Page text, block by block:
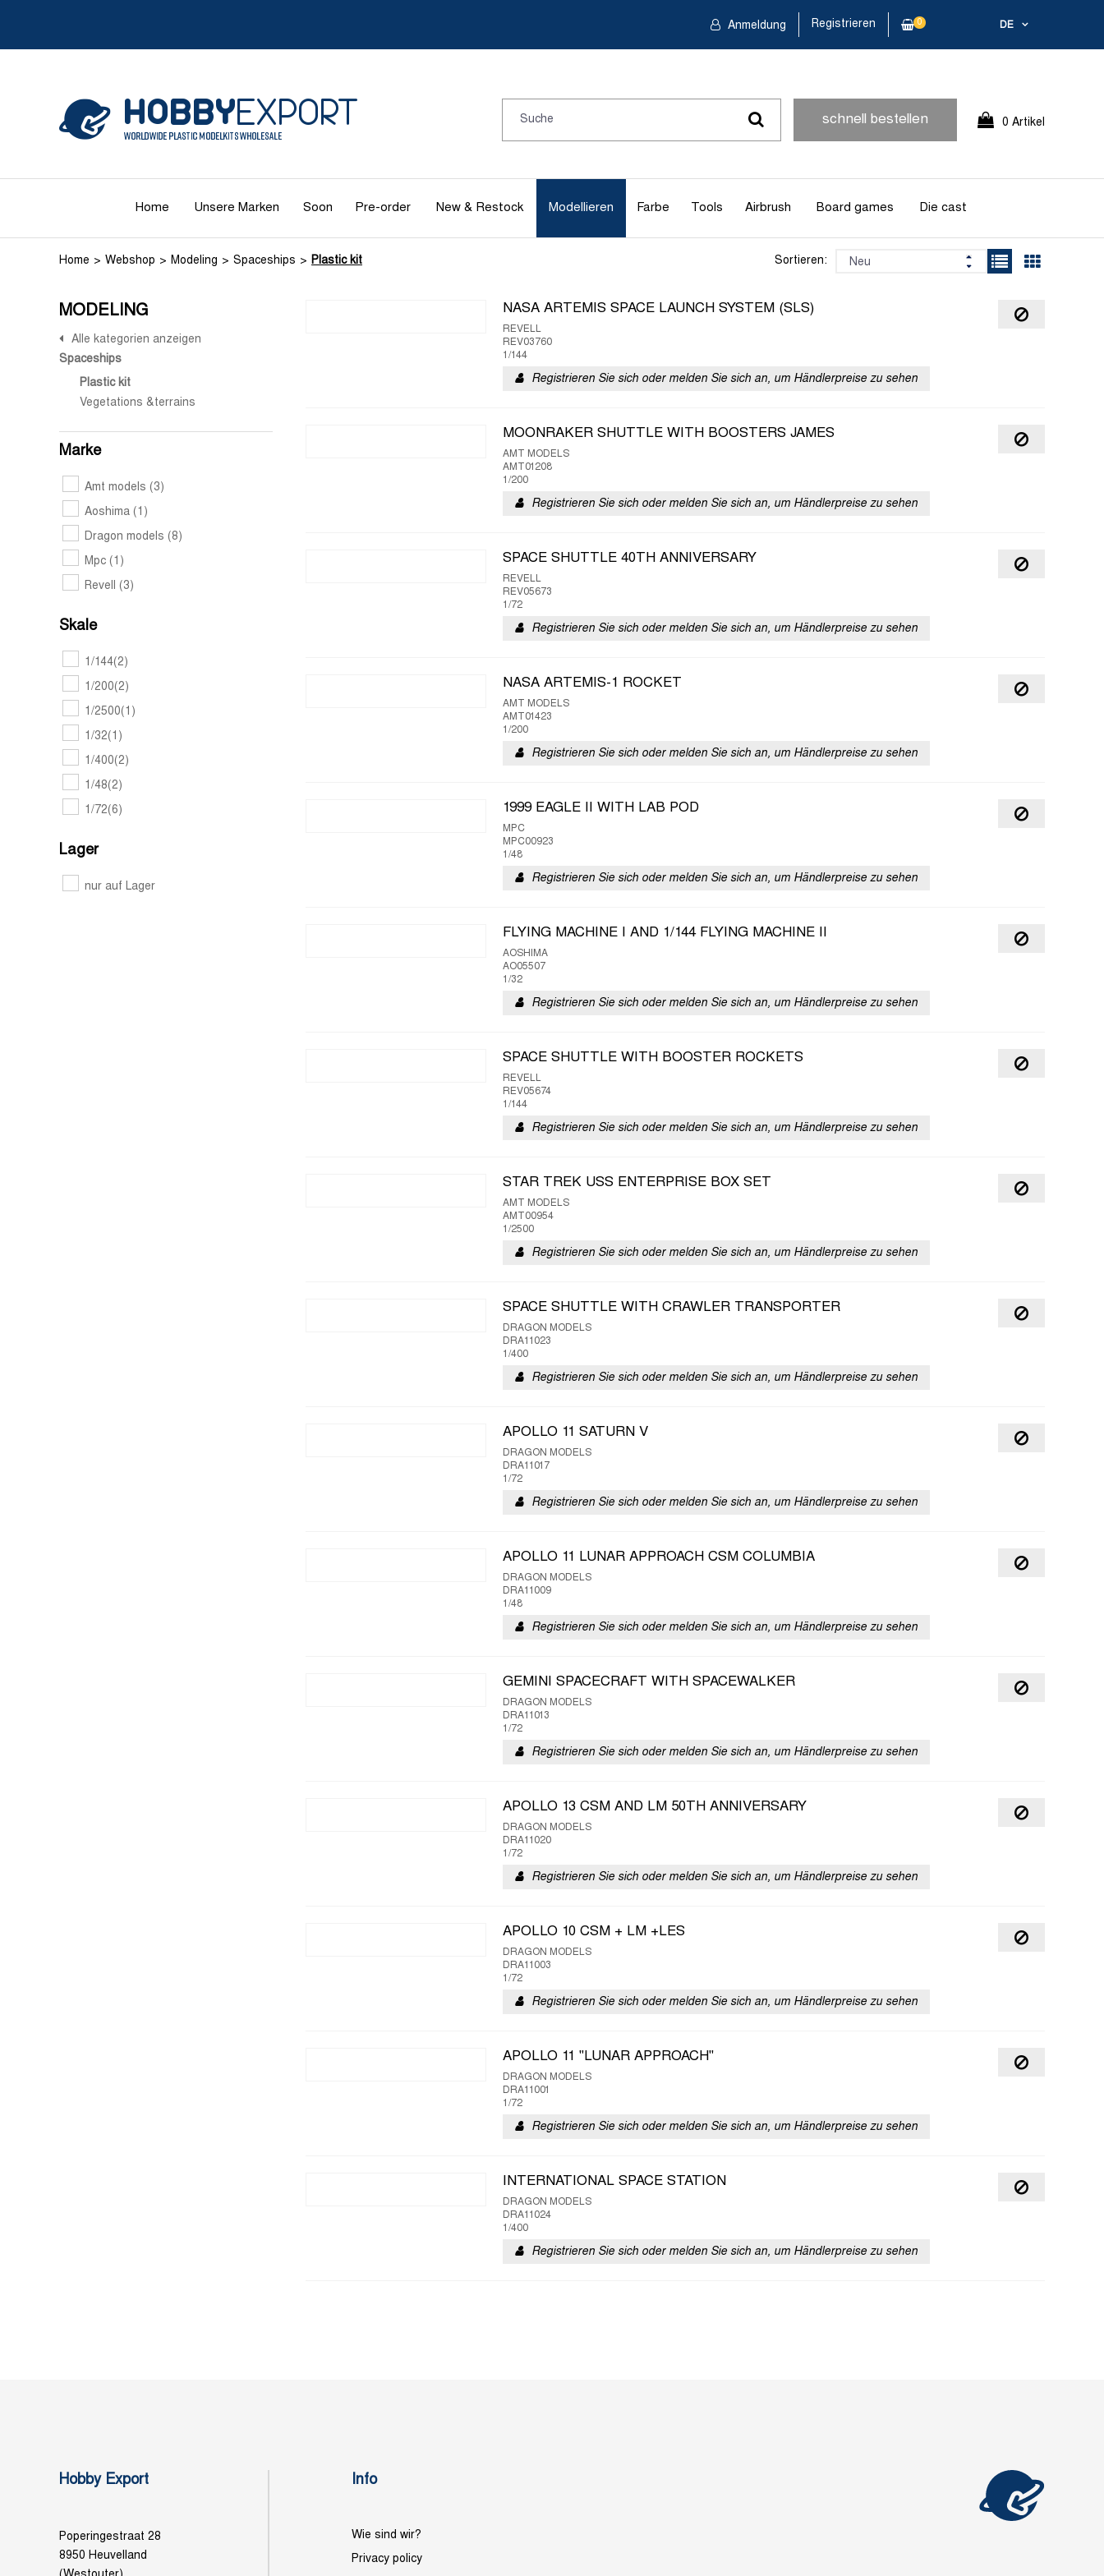
DE
Anmeldung Registrieren 0
schnell bestellen 0 Artikel
Home Unsere Marken Soon Pre-order New & Restock Modellieren Farbe Tools Airbrush Board games Die cast
Home Webshop Modeling Spaceships Plastic kit Sortieren:
MODELING
Alle kategorien anzeigen
Spaceships
Plastic kit
Vegetations &terrains
Marke
Amt models (3)
Aoshima (1)
Dragon models (8)
Mpc (1)
Revell (3)
Skale
1/144(2)
1/200(2)
1/2500(1)
1/32(1)
1/400(2)
1/48(2)
1/72(6)
Lager
nur auf Lager
NASA ARTEMIS SPACE LAUNCH SYSTEM (SLS)
REVELL
REV03760
1/144
Registrieren Sie sich oder melden Sie sich an, um Händlerpreise zu sehen
MOONRAKER SHUTTLE WITH BOOSTERS JAMES
AMT MODELS
AMT01208
1/200
Registrieren Sie sich oder melden Sie sich an, um Händlerpreise zu sehen
SPACE SHUTTLE 40TH ANNIVERSARY
REVELL
REV05673
1/72
Registrieren Sie sich oder melden Sie sich an, um Händlerpreise zu sehen
NASA ARTEMIS-1 ROCKET
AMT MODELS
AMT01423
1/200
Registrieren Sie sich oder melden Sie sich an, um Händlerpreise zu sehen
1999 EAGLE II WITH LAB POD
MPC
MPC00923
1/48
Registrieren Sie sich oder melden Sie sich an, um Händlerpreise zu sehen
FLYING MACHINE I AND 1/144 FLYING MACHINE II
AOSHIMA
AO05507
1/32
Registrieren Sie sich oder melden Sie sich an, um Händlerpreise zu sehen
SPACE SHUTTLE WITH BOOSTER ROCKETS
REVELL
REV05674
1/144
Registrieren Sie sich oder melden Sie sich an, um Händlerpreise zu sehen
STAR TREK USS ENTERPRISE BOX SET
AMT MODELS
AMT00954
1/2500
Registrieren Sie sich oder melden Sie sich an, um Händlerpreise zu sehen
SPACE SHUTTLE WITH CRAWLER TRANSPORTER
DRAGON MODELS
DRA11023
1/400
Registrieren Sie sich oder melden Sie sich an, um Händlerpreise zu sehen
APOLLO 11 SATURN V
DRAGON MODELS
DRA11017
1/72
Registrieren Sie sich oder melden Sie sich an, um Händlerpreise zu sehen
APOLLO 11 LUNAR APPROACH CSM COLUMBIA
DRAGON MODELS
DRA11009
1/48
Registrieren Sie sich oder melden Sie sich an, um Händlerpreise zu sehen
GEMINI SPACECRAFT WITH SPACEWALKER
DRAGON MODELS
DRA11013
1/72
Registrieren Sie sich oder melden Sie sich an, um Händlerpreise zu sehen
APOLLO 13 CSM AND LM 50TH ANNIVERSARY
DRAGON MODELS
DRA11020
1/72
Registrieren Sie sich oder melden Sie sich an, um Händlerpreise zu sehen
APOLLO 10 CSM + LM +LES
DRAGON MODELS
DRA11003
1/72
Registrieren Sie sich oder melden Sie sich an, um Händlerpreise zu sehen
APOLLO 11 "LUNAR APPROACH"
DRAGON MODELS
DRA11001
1/72
Registrieren Sie sich oder melden Sie sich an, um Händlerpreise zu sehen
INTERNATIONAL SPACE STATION
DRAGON MODELS
DRA11024
1/400
Registrieren Sie sich oder melden Sie sich an, um Händlerpreise zu sehen
Hobby Export
Poperingestraat 28
8950 Heuvelland
Info
Wie sind wir?
Privacy policy